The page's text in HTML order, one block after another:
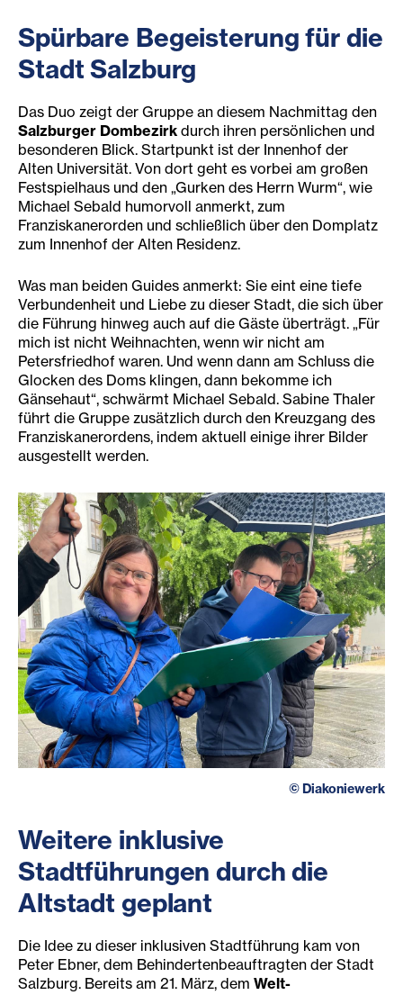
Spürbare Begeisterung für die
Stadt Salzburg
Das Duo zeigt der Gruppe an diesem Nachmittag den
Salzburger Dombezirk durch ihren persönlichen und
besonderen Blick. Startpunkt ist der Innenhof der
Alten Universität. Von dort geht es vorbei am großen
Festspielhaus und den „Gurken des Herrn Wurm“, wie
Michael Sebald humorvoll anmerkt, zum
Franziskanerorden und schließlich über den Domplatz
zum Innenhof der Alten Residenz.
Was man beiden Guides anmerkt: Sie eint eine tiefe
Verbundenheit und Liebe zu dieser Stadt, die sich über
die Führung hinweg auch auf die Gäste überträgt. „Für
mich ist nicht Weihnachten, wenn wir nicht am
Petersfriedhof waren. Und wenn dann am Schluss die
Glocken des Doms klingen, dann bekomme ich
Gänsehaut“, schwärmt Michael Sebald. Sabine Thaler
führt die Gruppe zusätzlich durch den Kreuzgang des
Franziskanerordens, indem aktuell einige ihrer Bilder
ausgestellt werden.
© Diakoniewerk
Weitere inklusive
Stadtführungen durch die
Altstadt geplant
Die Idee zu dieser inklusiven Stadtführung kam von
Peter Ebner, dem Behindertenbeauftragten der Stadt
Salzburg. Bereits am 21. März, dem Welt-